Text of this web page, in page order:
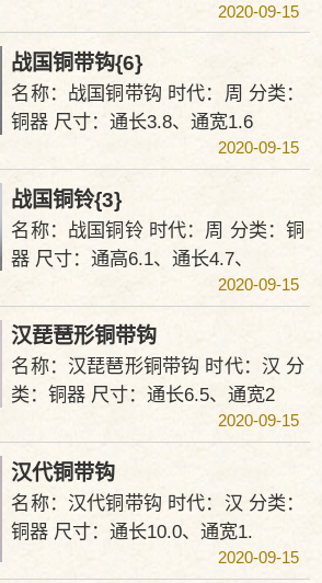
2020-09-15
战国铜带钩{6}
名称：战国铜带钩 时代：周 分类：
铜器 尺寸：通长3.8、通宽1.6
2020-09-15
战国铜铃{3}
名称：战国铜铃 时代：周 分类：铜
器 尺寸：通高6.1、通长4.7、
2020-09-15
汉琵琶形铜带钩
名称：汉琵琶形铜带钩 时代：汉 分
类：铜器 尺寸：通长6.5、通宽2
2020-09-15
汉代铜带钩
名称：汉代铜带钩 时代：汉 分类：
铜器 尺寸：通长10.0、通宽1.
2020-09-15